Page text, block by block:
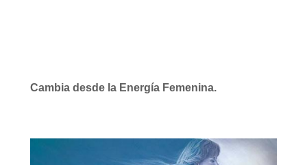
Cambia desde la Energía Femenina.